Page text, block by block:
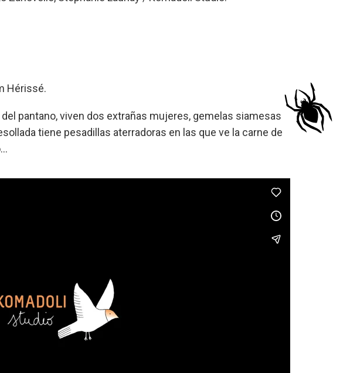
Hérissé.
pantano, viven dos extrañas mujeres, gemelas siamesas
tiene pesadillas aterradoras en las que ve la carne de